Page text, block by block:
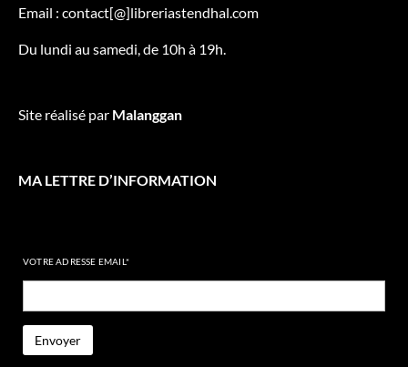
Email : contact[@]libreriastendhal.com
Du lundi au samedi, de 10h à 19h.
Site réalisé par Malanggan
MA LETTRE D’INFORMATION
VOTRE ADRESSE EMAIL*